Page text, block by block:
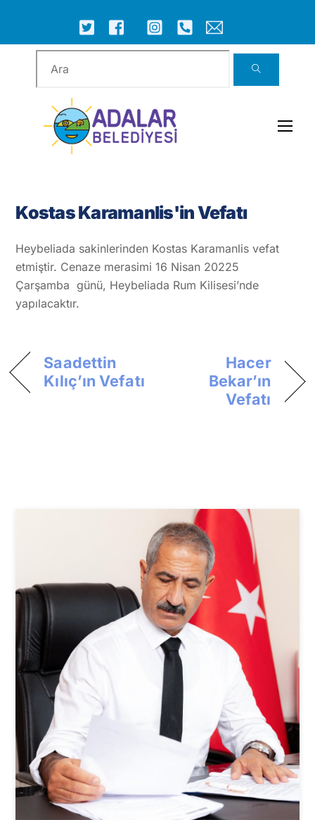
content
ICON
LABEL
ICON
LABEL
ICON
ICON
LABEL
ICON
LABEL
ICON
LABEL
Kostas Karamanlis'in Vefatı
Heybeliada sakinlerinden Kostas Karamanlis vefat
etmiştir. Cenaze merasimi 16 Nisan 20225
Çarşamba günü, Heybeliada Rum Kilisesi’nde
yapılacaktır.
Saadettin
Kılıç’ın Vefatı
Hacer
Bekar’ın
Vefatı